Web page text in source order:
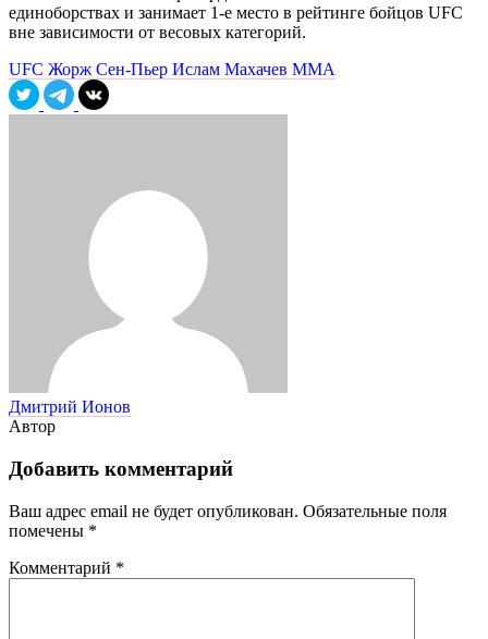
единоборствах и занимает 1-е место в рейтинге бойцов UFC
вне зависимости от весовых категорий.
UFC Жорж Сен-Пьер Ислам Махачев ММА
Дмитрий Ионов
Автор
Добавить комментарий
Ваш адрес email не будет опубликован. Обязательные поля
помечены *
Комментарий *